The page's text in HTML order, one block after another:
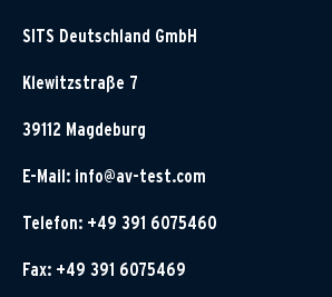
SITS Deutschland GmbH
Klewitzstraße 7
39112 Magdeburg
E-Mail: info@av-test.com
Telefon: +49 391 6075460
Fax: +49 391 6075469